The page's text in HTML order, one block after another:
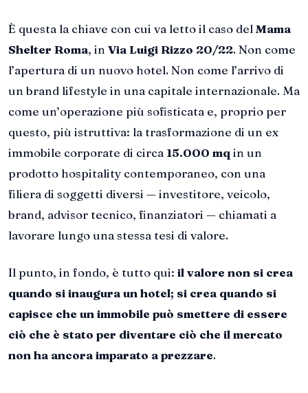
È questa la chiave con cui va letto il caso del Mama
Shelter Roma, in Via Luigi Rizzo 20/22. Non come
l’apertura di un nuovo hotel. Non come l’arrivo di
un brand lifestyle in una capitale internazionale. Ma
come un’operazione più sofisticata e, proprio per
questo, più istruttiva: la trasformazione di un ex
immobile corporate di circa 15.000 mq in un
prodotto hospitality contemporaneo, con una
filiera di soggetti diversi — investitore, veicolo,
brand, advisor tecnico, finanziatori — chiamati a
lavorare lungo una stessa tesi di valore.
Il punto, in fondo, è tutto qui: il valore non si crea
quando si inaugura un hotel; si crea quando si
capisce che un immobile può smettere di essere
ciò che è stato per diventare ciò che il mercato
non ha ancora imparato a prezzare.